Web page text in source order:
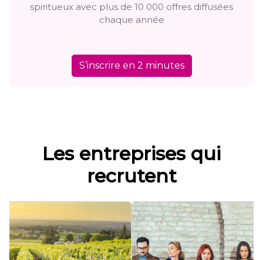
spiritueux avec plus de 10 000 offres diffusées
chaque année
S’inscrire en 2 minutes
Les entreprises qui
recrutent